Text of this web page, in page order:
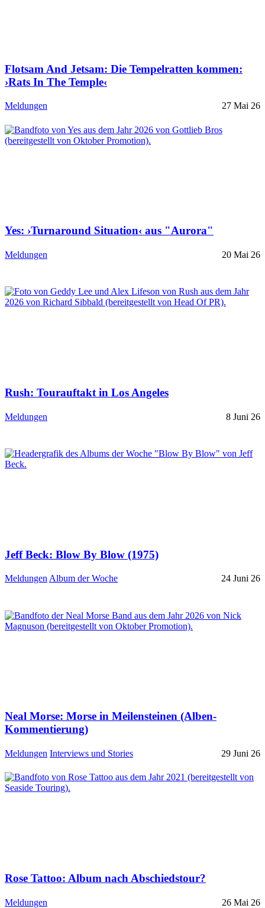
Flotsam And Jetsam: Die Tempelratten kommen:
›Rats In The Temple‹
Meldungen 27 Mai 26
Yes: ›Turnaround Situation‹ aus "Aurora"
Meldungen 20 Mai 26
Rush: Tourauftakt in Los Angeles
Meldungen 8 Juni 26
Jeff Beck: Blow By Blow (1975)
MeldungenAlbum der Woche 24 Juni 26
Neal Morse: Morse in Meilensteinen (Alben-
Kommentierung)
Meldungen Interviews und Stories 29 Juni 26
Rose Tattoo: Album nach Abschiedstour?
Meldungen 26 Mai 26